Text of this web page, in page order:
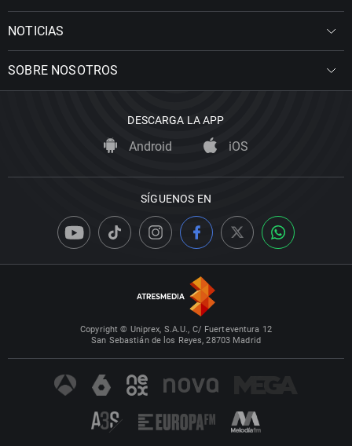
NOTICIAS
SOBRE NOSOTROS
DESCARGA LA APP
Android iOS
SÍGUENOS EN
Copyright © Uniprex, S.A.U., C/ Fuerteventura 12
San Sebastián de los Reyes, 28703 Madrid